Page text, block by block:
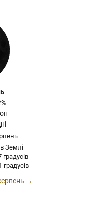
Землі
градусів
→